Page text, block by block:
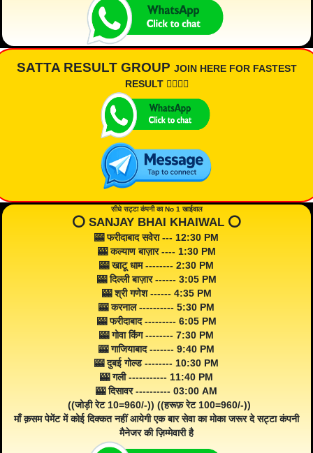
SATTA RESULT GROUP JOIN HERE FOR FASTEST
RESULT 👇🏾👇🏾
सीधे सट्टा कंपनी का No 1 खाईवाल
⭕️ SANJAY BHAI KHAIWAL ⭕️
🎰 फरीदाबाद सवेरा --- 12:30 PM
🎰 कल्याण बाज़ार ---- 1:30 PM
🎰 खाटू धाम -------- 2:30 PM
🎰 दिल्ली बाज़ार ------ 3:05 PM
🎰 श्री गणेश ------ 4:35 PM
🎰 करनाल ---------- 5:30 PM
🎰 फरीदाबाद --------- 6:05 PM
🎰 गोवा किंग -------- 7:30 PM
🎰 गाजियाबाद ------- 9:40 PM
🎰 दुबई गोल्ड -------- 10:30 PM
🎰 गली ----------- 11:40 PM
🎰 दिसावर ---------- 03:00 AM
((जोड़ी रेट 10=960/-)) ((हरूफ़ रेट 100=960/-))
माँ क़सम पेमेंट में कोई दिक्कत नहीं आयेगी एक बार सेवा का मोका जरूर दे सट्टा कंपनी
मैनेजर की ज़िम्मेवारी है